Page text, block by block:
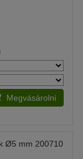
Megvásárolni
Ø5 mm 200710